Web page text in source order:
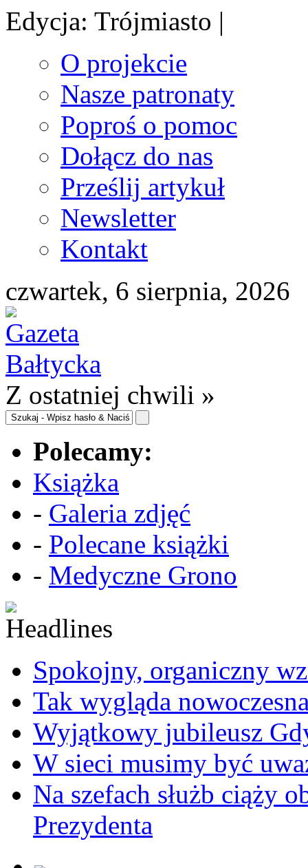
Edycja: Trójmiasto |
O projekcie
Nasze patronaty
Poproś o pomoc
Dołącz do nas
Prześlij artykuł
Newsletter
Kontakt
czwartek, 6 sierpnia, 2026
Z ostatniej chwili »
Polecamy:
Książka
- Galeria zdjęć
- Polecane książki
- Medyczne Grono
Spokojny, organiczny
Tak wygląda
Wyjątkowy jubileusz
W sieci musimy być
Na szefach służb ciąży
Prezydenta